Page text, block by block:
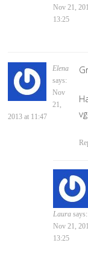
Nov 21,
13:25
Elena
says:
Nov
21,
2013 at 11:47
Laura says:
Nov 21,
13:25